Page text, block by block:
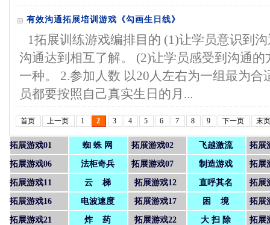
有效沟通拓展培训游戏《勾画生日线》
1拓展训练游戏编排目的 (1)让学员意识到
沟通达到相互了解。 (2)让学员感受到沟通
一种。 2.参加人数 以20人左右为一组最为
员都要按照自己真实生日的月...
首页 上一页 1 2 3 4 5 6 7 8 9 下一页 末
拓展游戏01 蜘 蛛 网 拓展游戏02 飞越激流 拓
拓展游戏06 法柜奇兵 拓展游戏07 制造游戏 拓
拓展游戏11 云 梯 拓展游戏12 直呼其名 拓
拓展游戏16 电波速度 拓展游戏17 困 境 拓
拓展游戏21 炸 药 拓展游戏22 大 扫 除 拓